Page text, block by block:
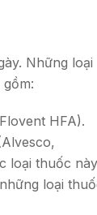
Những loại
HFA).
loại thuốc này
loại